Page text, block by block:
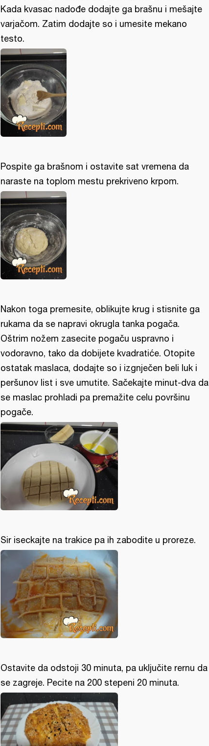
Kada kvasac nadođe dodajte ga brašnu i mešajte
varjačom. Zatim dodajte so i umesite mekano
testo.
Pospite ga brašnom i ostavite sat vremena da
naraste na toplom mestu prekriveno krpom.
Nakon toga premesite, oblikujte krug i stisnite ga
rukama da se napravi okrugla tanka pogača.
Oštrim nožem zasecite pogaču uspravno i
vodoravno, tako da dobijete kvadratiće. Otopite
ostatak maslaca, dodajte so i izgnječen beli luk i
peršunov list i sve umutite. Sačekajte minut-dva da
se maslac prohladi pa premažite celu površinu
pogače.
Sir iseckajte na trakice pa ih zabodite u proreze.
Ostavite da odstoji 30 minuta, pa uključite rernu da
se zagreje. Pecite na 200 stepeni 20 minuta.